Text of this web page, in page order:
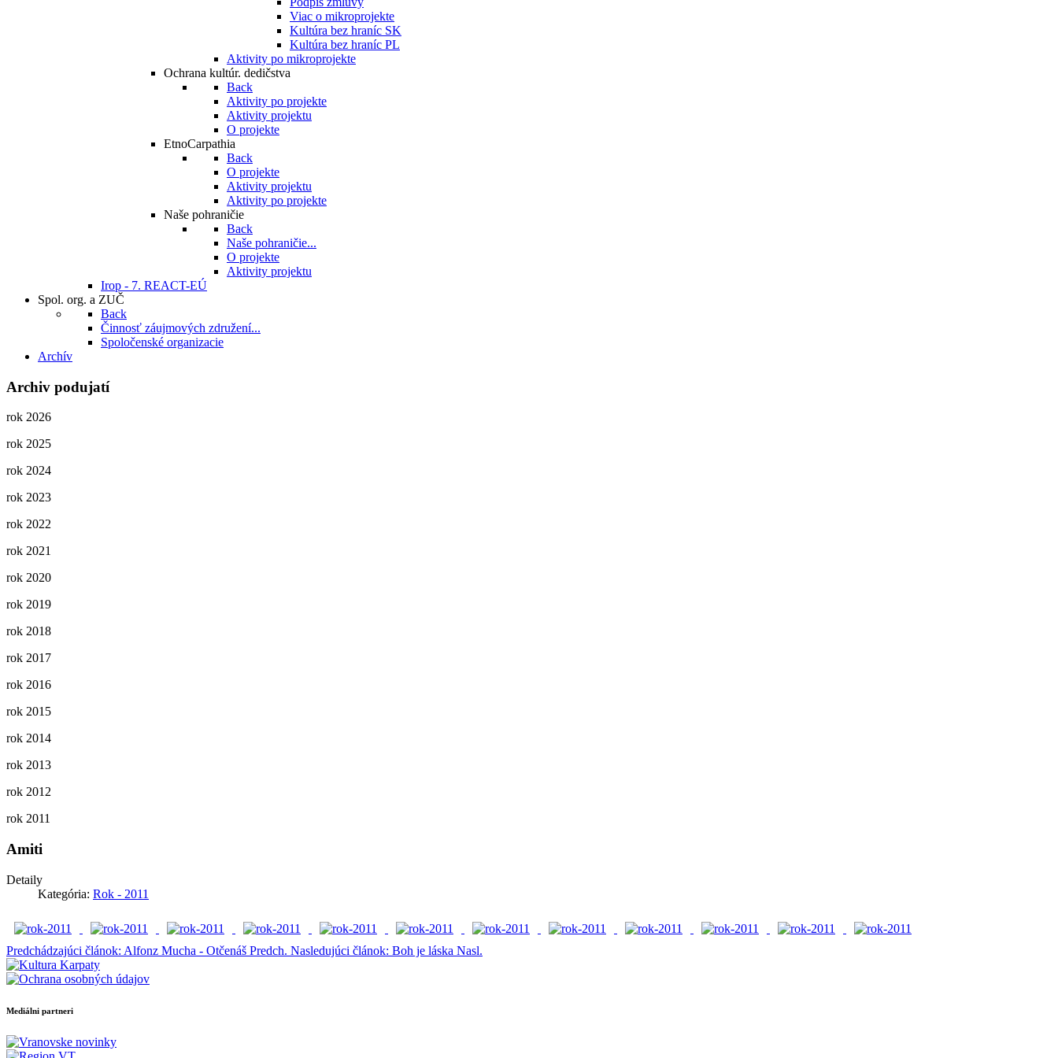
Viac o mikroprojekte
Kultúra bez hraníc SK
Kultúra bez hraníc PL
Aktivity po mikroprojekte
Ochrana kultúr. dedičstva
Back
Aktivity po projekte
Aktivity projektu
O projekte
EtnoCarpathia
Back
O projekte
Aktivity projektu
Aktivity po projekte
Naše pohraničie
Back
Naše pohraničie...
O projekte
Aktivity projektu
Irop - 7. REACT-EÚ
Spol. org. a ZUČ
Back
Činnosť záujmových združení...
Spoločenské organizacie
Archív
Archiv podujatí
rok 2026
rok 2025
rok 2024
rok 2023
rok 2022
rok 2021
rok 2020
rok 2019
rok 2018
rok 2017
rok 2016
rok 2015
rok 2014
rok 2013
rok 2012
rok 2011
Amiti
Detaily
Kategória: Rok - 2011
Predchádzajúci článok: Alfonz Mucha - Otčenáš Predch. Nasledujúci článok: Boh je láska Nasl.
Mediálni partneri